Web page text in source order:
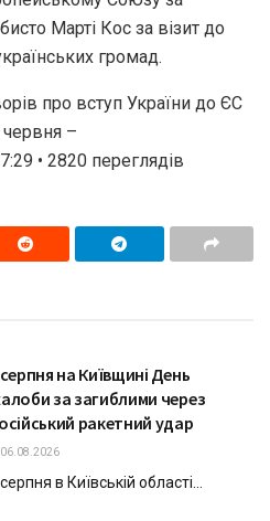
Марті Кос за візит до
громад.
про вступ України до ЄС
–
• 2820 переглядiв
на Київщині День
за загиблими через
ракетний удар
06.08.2026
в Київській області...